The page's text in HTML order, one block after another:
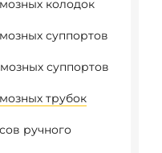
колодок
суппортов
суппортов
трубок
ручного